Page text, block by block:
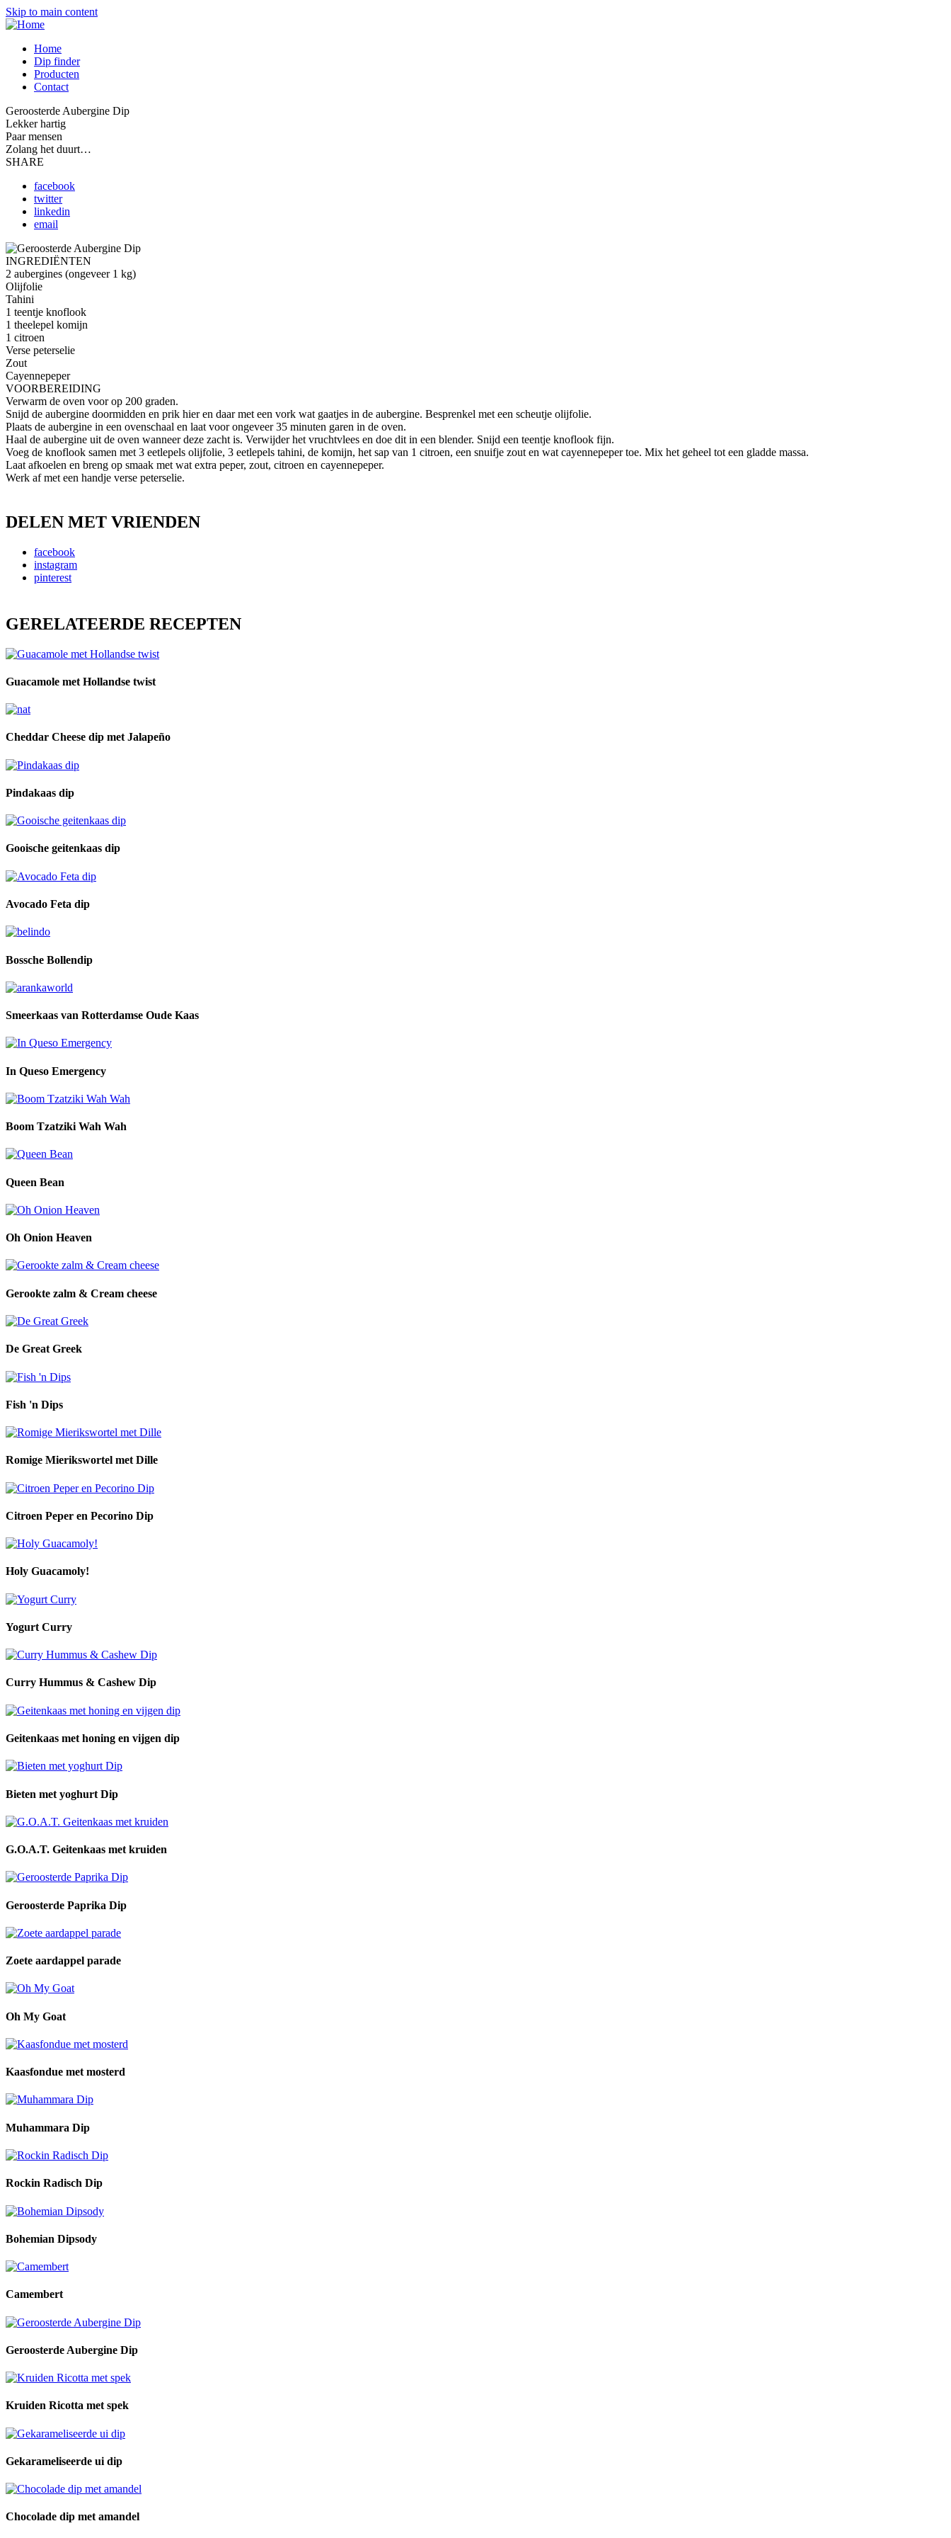
Skip to main content
Home
Dip finder
Producten
Contact
Geroosterde Aubergine Dip
Lekker hartig
Paar mensen
Zolang het duurt…
SHARE
facebook
twitter
linkedin
email
INGREDIËNTEN
2 aubergines (ongeveer 1 kg)
Olijfolie
Tahini
1 teentje knoflook
1 theelepel komijn
1 citroen
Verse peterselie
Zout
Cayennepeper
VOORBEREIDING
Verwarm de oven voor op 200 graden.
Snijd de aubergine doormidden en prik hier en daar met een vork wat gaatjes in de aubergine. Besprenkel met een scheutje olijfolie.
Plaats de aubergine in een ovenschaal en laat voor ongeveer 35 minuten garen in de oven.
Haal de aubergine uit de oven wanneer deze zacht is. Verwijder het vruchtvlees en doe dit in een blender. Snijd een teentje knoflook fijn.
Voeg de knoflook samen met 3 eetlepels olijfolie, 3 eetlepels tahini, de komijn, het sap van 1 citroen, een snuifje zout en wat cayennepeper toe. Mix het geheel tot een gladde massa.
Laat afkoelen en breng op smaak met wat extra peper, zout, citroen en cayennepeper.
Werk af met een handje verse peterselie.
DELEN MET VRIENDEN
facebook
instagram
pinterest
GERELATEERDE RECEPTEN
Guacamole met Hollandse twist
Cheddar Cheese dip met Jalapeño
Pindakaas dip
Gooische geitenkaas dip
Avocado Feta dip
Bossche Bollendip
Smeerkaas van Rotterdamse Oude Kaas
In Queso Emergency
Boom Tzatziki Wah Wah
Queen Bean
Oh Onion Heaven
Gerookte zalm & Cream cheese
De Great Greek
Fish 'n Dips
Romige Mierikswortel met Dille
Citroen Peper en Pecorino Dip
Holy Guacamoly!
Yogurt Curry
Curry Hummus & Cashew Dip
Geitenkaas met honing en vijgen dip
Bieten met yoghurt Dip
G.O.A.T. Geitenkaas met kruiden
Geroosterde Paprika Dip
Zoete aardappel parade
Oh My Goat
Kaasfondue met mosterd
Muhammara Dip
Rockin Radisch Dip
Bohemian Dipsody
Camembert
Geroosterde Aubergine Dip
Kruiden Ricotta met spek
Gekarameliseerde ui dip
Chocolade dip met amandel